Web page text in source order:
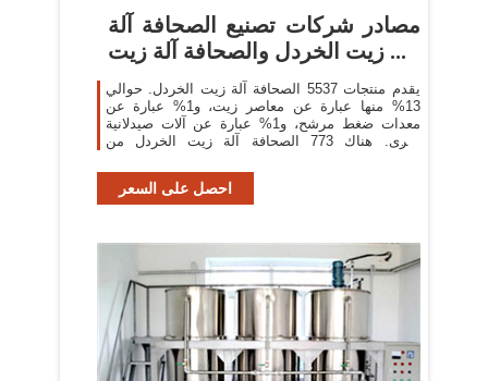
مصادر شركات تصنيع الصحافة آلة
زيت الخردل والصحافة آلة زيت ...
يقدم منتجات 5537 الصحافة آلة زيت الخردل. حوالي
13% منها عبارة عن معاصر زيت، و1% عبارة عن
معدات ضغط مرشح، و1% عبارة عن آلات صيدلانية
أخرى. هناك 773 الصحافة آلة زيت الخردل من
احصل على السعر